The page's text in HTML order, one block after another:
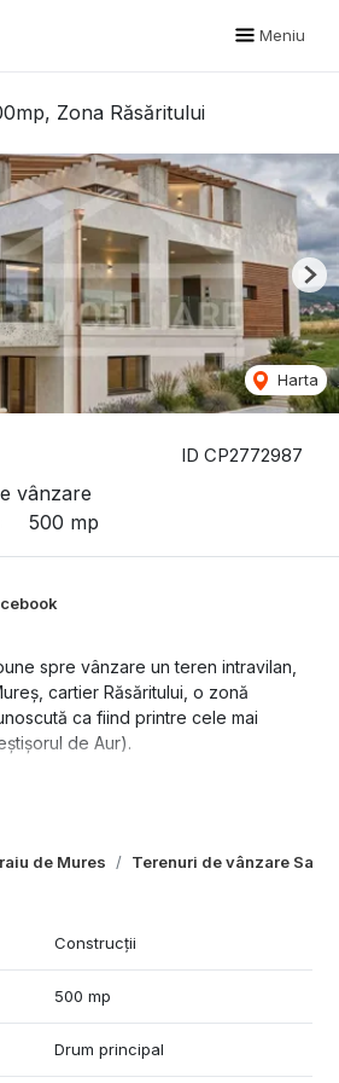
Meniu
Zona Răsăritului
ID CP2772987
vânzare
500 mp
Harta
de Mures Terenuri de vânzare
spre vânzare un teren intravilan,
cartier Răsăritului, o zonă
ca fiind printre cele mai
de Aur).
de acces direct de pe drum
proprietății (apă, gaz, curent,
Construcții
500 mp
Drum principal